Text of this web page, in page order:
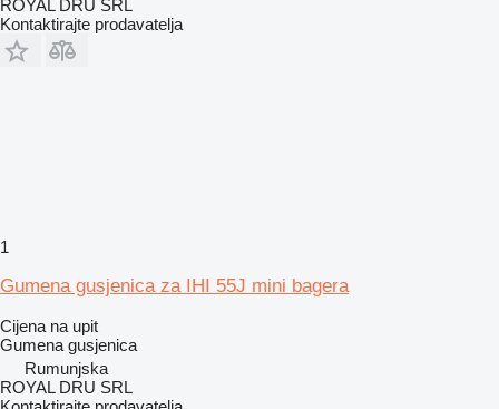
ROYAL DRU SRL
Kontaktirajte prodavatelja
1
Gumena gusjenica za IHI 55J mini bagera
Cijena na upit
Gumena gusjenica
Rumunjska
ROYAL DRU SRL